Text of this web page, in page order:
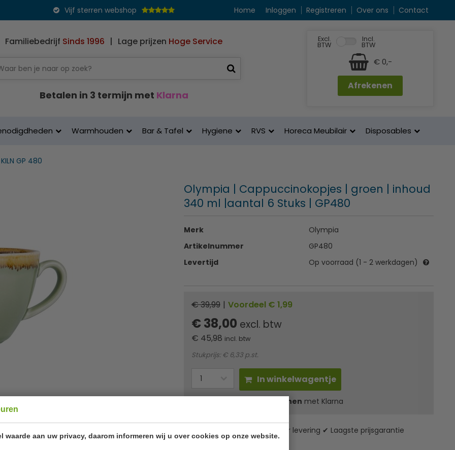
waarde aan uw privacy, daarom informeren wij u over cookies op onze website.
Vijf sterren webshop Home Inloggen Registreren Over ons Contact
Familiebedrijf Sinds 1996 | Lage prijzen Hoge Service
Betalen in 3 termijn met Klarna
Excl.
BTW
Incl.
BTW
€ 0,-
Afrekenen
Warmhouden Bar & Tafel Hygiene RVS Horeca Meubilair Disposables
GP 480
Olympia | Cappuccinokopjes | groen | inhoud
340 ml |aantal 6 Stuks | GP480
Merk
Olympia
Artikelnummer
GP480
Levertijd
Op voorraad (1 - 2 werkdagen)
€ 39,99 | Voordeel € 1,99
€ 38,00 excl. btw
€ 45,98 incl. btw
Stukprijs: € 6,33 p.st.
In winkelwagentje
in 3 termijnen met Klarna
✔ Gratis verzending* ✔ 24 uur levering ✔ Laagste prijsgarantie